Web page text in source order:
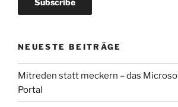
NEUESTE BEITRÄGE
Mitreden statt meckern – das
Portal